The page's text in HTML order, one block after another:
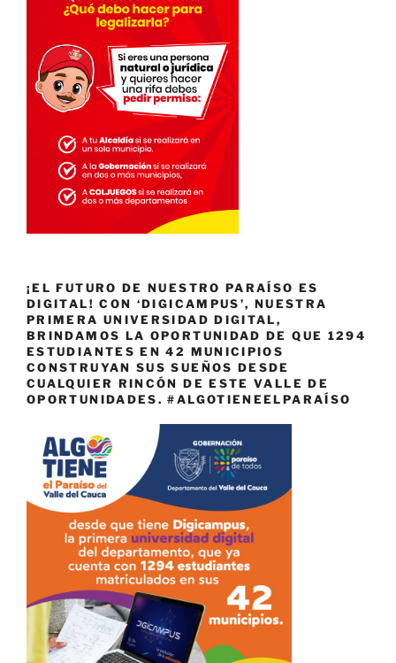
¡EL FUTURO DE NUESTRO PARAÍSO ES
DIGITAL! CON ‘DIGICAMPUS’, NUESTRA
PRIMERA UNIVERSIDAD DIGITAL,
BRINDAMOS LA OPORTUNIDAD DE QUE 1294
ESTUDIANTES EN 42 MUNICIPIOS
CONSTRUYAN SUS SUEÑOS DESDE
CUALQUIER RINCÓN DE ESTE VALLE DE
OPORTUNIDADES. #ALGOTIENEELPARAÍSO